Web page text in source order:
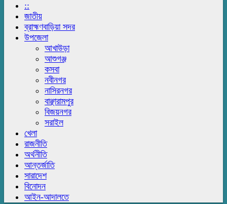
::
জাতীয়
ব্রাহ্মণবাড়িয়া সদর
উপজেলা
আখাউড়া
আশুগঞ্জ
কসবা
নবীনগর
নাসিরনগর
বাঞ্ছারামপুর
বিজয়নগর
সরাইল
খেলা
রাজনীতি
অর্থনীতি
আন্তর্জাতি
সারাদেশ
বিনোদন
আইন-আদালতে